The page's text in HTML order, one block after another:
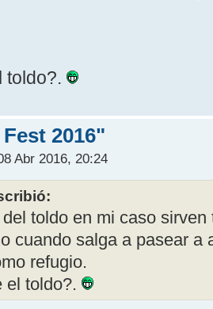
toldo?.
2016"
Abr 2016, 20:24
toldo en mi caso
cuando salga a pasear a
refugio.
el toldo?.